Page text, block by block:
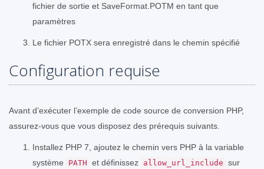
fichier de sortie et SaveFormat.POTM en tant que
paramètres
Le fichier POTX sera enregistré dans le chemin spécifié
Configuration requise
Avant d’exécuter l’exemple de code source de conversion PHP,
assurez-vous que vous disposez des prérequis suivants.
Installez PHP 7, ajoutez le chemin vers PHP à la variable
système
PATH et définissez allow_url_include sur